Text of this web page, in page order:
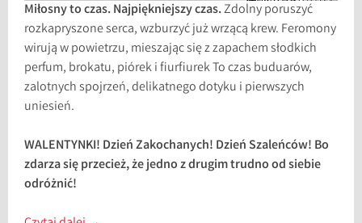
Miłosny to czas. Najpiękniejszy czas.Zdolny poruszyć
rozkapryszone serca, wzburzyć już wrzącą krew. Feromony
wirują w powietrzu, mieszając się z zapachem słodkich
perfum, brokatu, piórek i fiurfiurek To czas buduarów,
zalotnych spojrzeń, delikatnego dotyku i pierwszych
uniesień.
WALENTYNKI! Dzień Zakochanych! Dzień Szaleńców! Bo
zdarza się przecież, że jedno z drugim trudno od siebie
odróżnić!